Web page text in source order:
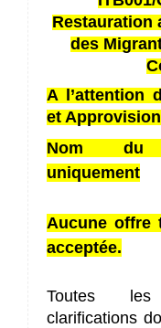
Restauration
des
A l’attention
et
Nom du
uniquement
Aucune offre
acceptée.
Toutes les
clarifications